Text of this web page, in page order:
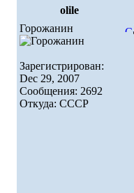
olile
Горожанин
Зарегистрирован:
Dec 29, 2007
Сообщения: 2692
Откуда: СССР